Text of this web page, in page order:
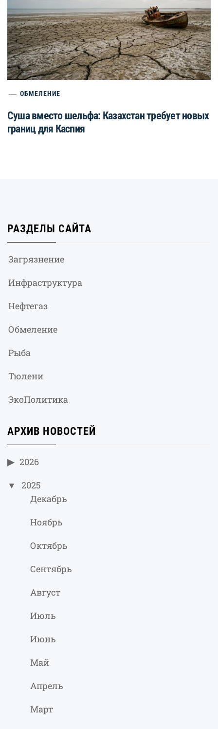
ОБМЕЛЕНИЕ
Суша вместо шельфа: Казахстан требует новых
границ для Каспия
РАЗДЕЛЫ САЙТА
Загрязнение
Инфраструктура
Нефтегаз
Обмеление
Рыба
Тюлени
ЭкоПолитика
АРХИВ НОВОСТЕЙ
2026
2025
Декабрь
Ноябрь
Октябрь
Сентябрь
Август
Июль
Июнь
Май
Апрель
Март